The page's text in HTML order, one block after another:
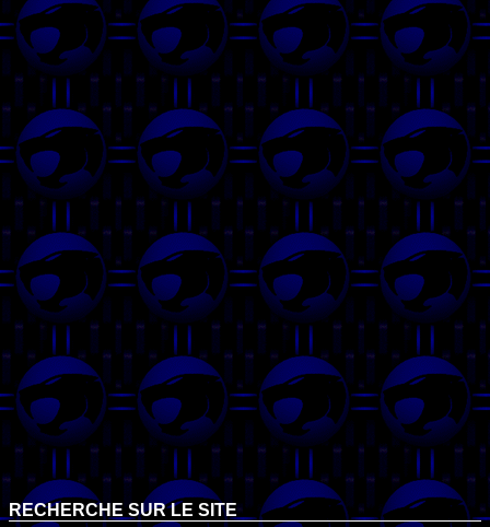
RECHERCHE SUR LE SITE